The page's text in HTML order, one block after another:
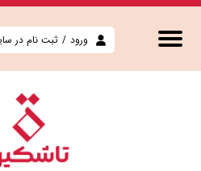
ورود / ثبت نام در
حساب کاربری من
تغییر گذر واژه
خروج از حساب کاربری